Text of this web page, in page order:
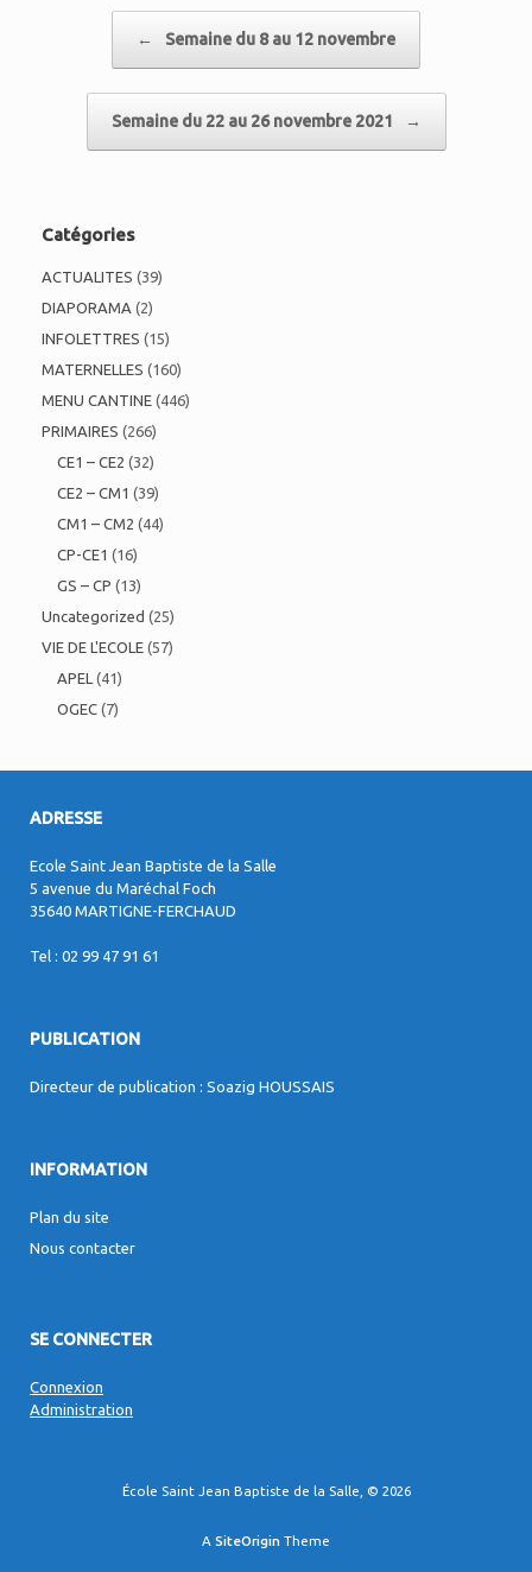
← Semaine du 8 au 12 novembre
Semaine du 22 au 26 novembre 2021 →
Catégories
ACTUALITES (39)
DIAPORAMA (2)
INFOLETTRES (15)
MATERNELLES (160)
MENU CANTINE (446)
PRIMAIRES (266)
CE1 – CE2 (32)
CE2 – CM1 (39)
CM1 – CM2 (44)
CP-CE1 (16)
GS – CP (13)
Uncategorized (25)
VIE DE L'ECOLE (57)
APEL (41)
OGEC (7)
ADRESSE
Ecole Saint Jean Baptiste de la Salle
5 avenue du Maréchal Foch
35640 MARTIGNE-FERCHAUD
Tel : 02 99 47 91 61
PUBLICATION
Directeur de publication : Soazig HOUSSAIS
INFORMATION
Plan du site
Nous contacter
SE CONNECTER
Connexion
Administration
École Saint Jean Baptiste de la Salle, © 2026
A SiteOrigin Theme